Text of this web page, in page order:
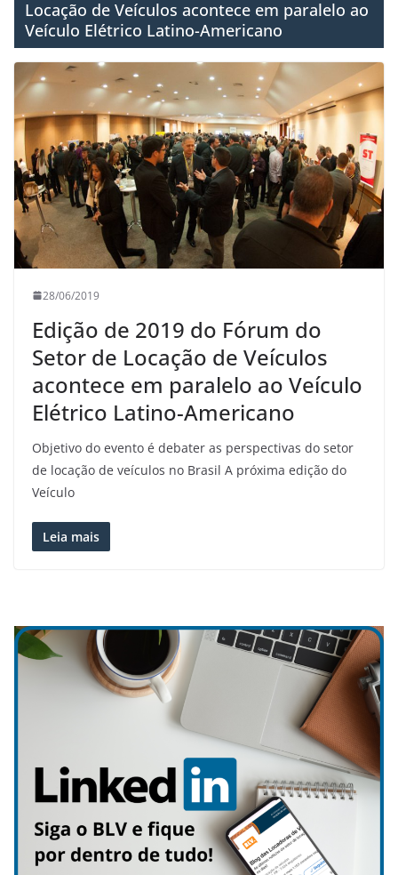
Locação de Veículos acontece em paralelo ao
Veículo Elétrico Latino-Americano
28/06/2019
Edição de 2019 do Fórum do
Setor de Locação de Veículos
acontece em paralelo ao Veículo
Elétrico Latino-Americano
Objetivo do evento é debater as perspectivas do setor
de locação de veículos no Brasil A próxima edição do
Veículo
Leia mais